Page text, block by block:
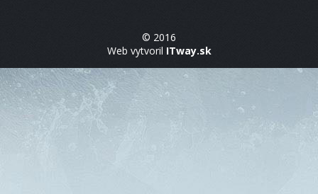
© 2016
Web vytvoril ITway.sk